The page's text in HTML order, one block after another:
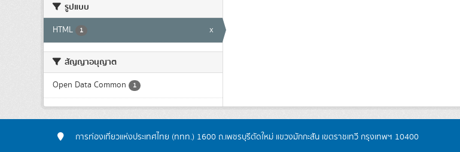
รูปแบบ
HTML 1 x
สัญญาอนุญาต
Open Data Common 1
การท่องเที่ยวแห่งประเทศไทย (ททท.) 1600 ถ.เพชรบุรีตัดใหม่ แขวงมักกะสัน เขตราชเทวี กรุงเทพฯ 10400